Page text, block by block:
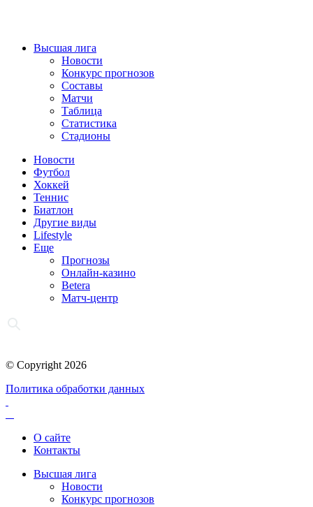
Высшая лига
Новости
Конкурс прогнозов
Составы
Матчи
Таблица
Статистика
Стадионы
Новости
Футбол
Хоккей
Теннис
Биатлон
Другие виды
Lifestyle
Еще
Прогнозы
Онлайн-казино
Betera
Матч-центр
© Copyright 2026
Политика обработки данных
О сайте
Контакты
Высшая лига
Новости
Конкурс прогнозов